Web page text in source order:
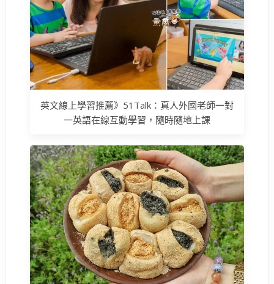
英文線上學習推薦》51Talk：真人外國老師一對
一英語在線互動學習，隨時隨地上課